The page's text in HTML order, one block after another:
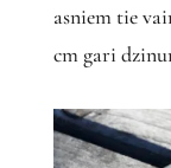
asniem tie
cm gari